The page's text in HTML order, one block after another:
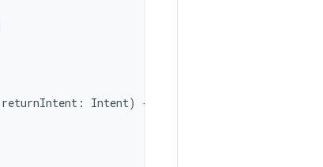
returnIntent : Intent)
{